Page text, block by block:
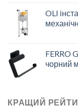
OLI
FERRO
чорний
КРАЩИЙ